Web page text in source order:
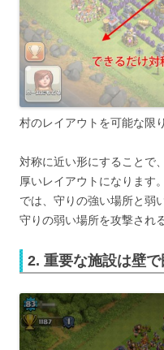
村のレイアウトを可能な限
対称に近い形にすることで
厚いレイアウトになります
では、守りの強い場所と弱
守りの弱い場所を攻撃され
2. 重要な施設は壁で